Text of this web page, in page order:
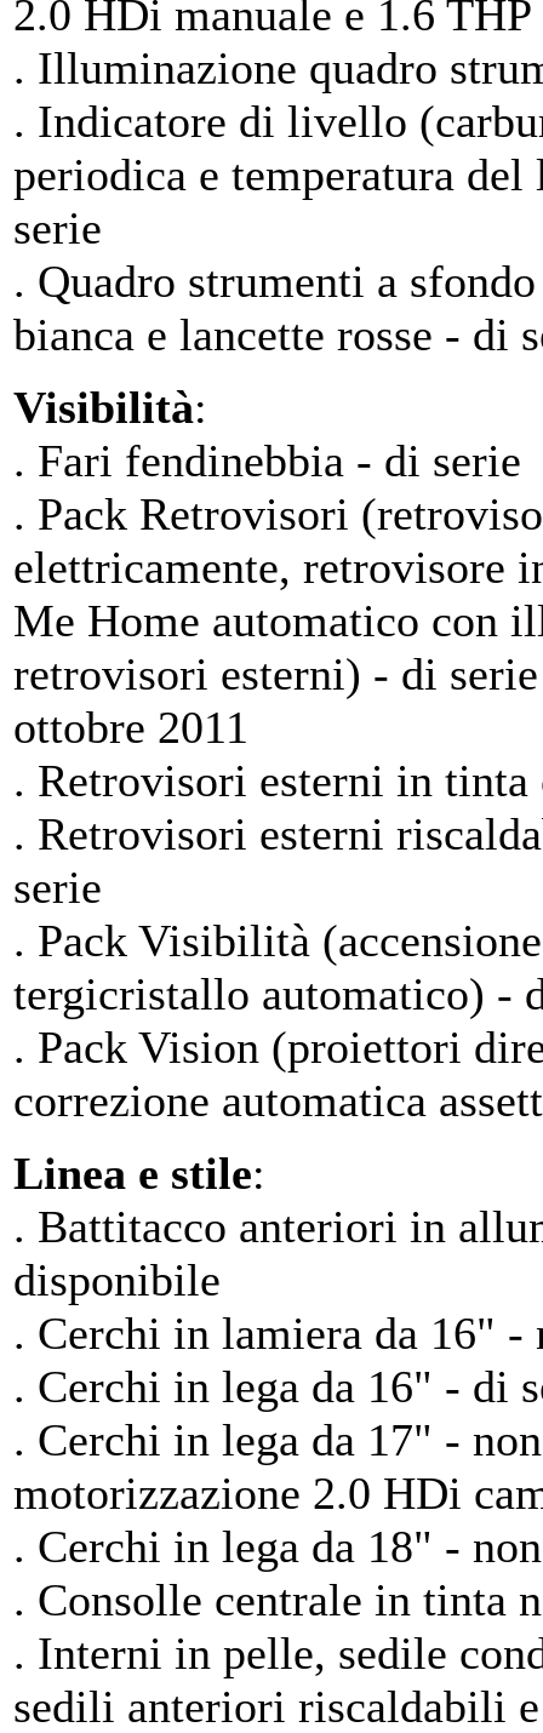
2.0 HDi manuale e 1.6 THP
. Illuminazione quadro
. Indicatore di livello
periodica e temperatura
serie
. Quadro strumenti a
bianca e lancette rosse - di
Visibilità:
. Fari fendinebbia - di serie
. Pack Retrovisori
elettricamente, retrovisore
Me Home automatico con
retrovisori esterni) - di
ottobre 2011
. Retrovisori esterni in tinta
. Retrovisori esterni
serie
. Pack Visibilità
tergicristallo automatico) -
. Pack Vision (proiettori
correzione automatica
Linea e stile:
. Battitacco anteriori in
disponibile
. Cerchi in lamiera da 16" -
. Cerchi in lega da 16" - di
. Cerchi in lega da 17" -
motorizzazione 2.0 HDi
. Cerchi in lega da 18" -
. Consolle centrale in tinta
. Interni in pelle, sedile
sedili anteriori riscaldabili